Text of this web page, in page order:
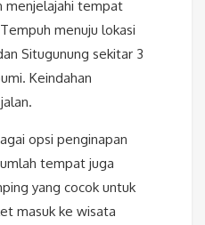
menjelajahi tempat
menuju lokasi
Situgunung sekitar 3
Keindahan
opsi penginapan
tempat juga
yang cocok untuk
masuk ke wisata